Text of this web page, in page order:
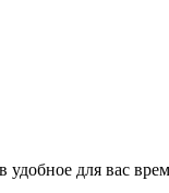
удобное для вас